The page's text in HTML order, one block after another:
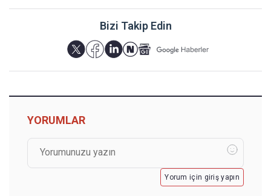
Bizi Takip Edin
YORUMLAR
Yorum için giriş yapın